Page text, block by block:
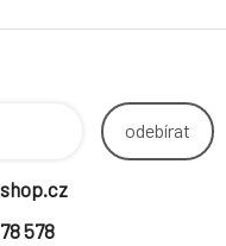
odebírat
578